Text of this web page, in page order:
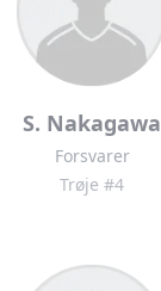
S. Nakagawa
Forsvarer
Trøje #4